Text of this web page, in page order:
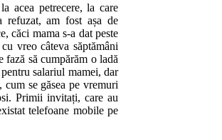
acea petrecere, la care
refuzat, am fost așa de
căci mama s-a dat peste
vreo câteva săptămâni
să cumpărăm o ladă
salariul mamei, dar
se găsea pe vremuri
Primii invitați, care au
telefoane mobile pe